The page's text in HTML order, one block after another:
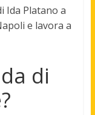
Ida Platano a
e lavora a
di